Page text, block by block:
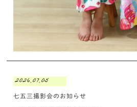
2026.07.05
七五三撮影会のお知らせ